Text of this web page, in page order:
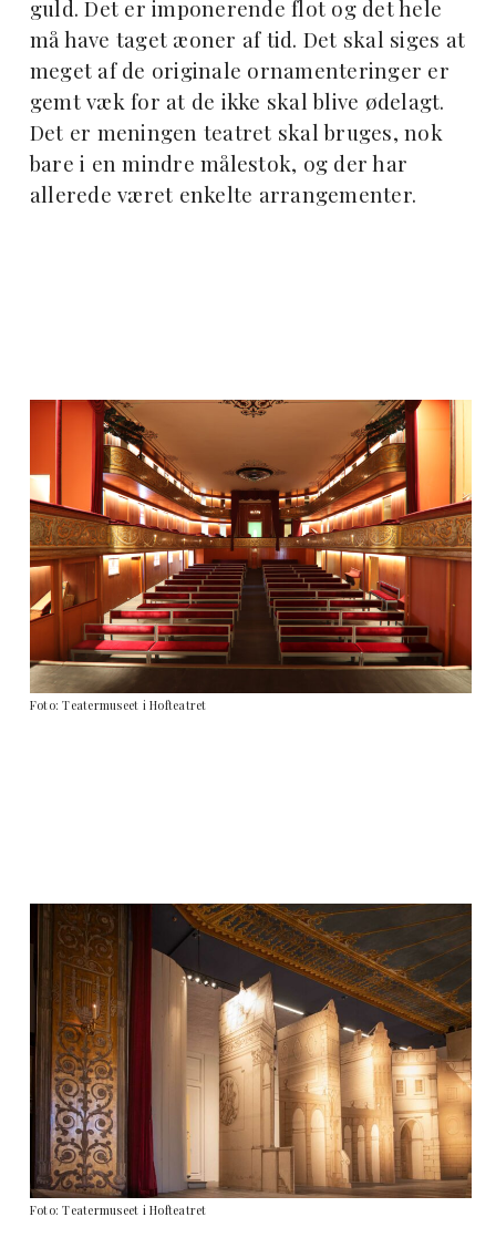
guld. Det er imponerende flot og det hele
må have taget æoner af tid. Det skal siges at
meget af de originale ornamenteringer er
gemt væk for at de ikke skal blive ødelagt.
Det er meningen teatret skal bruges, nok
bare i en mindre målestok, og der har
allerede været enkelte arrangementer.
Foto: Teatermuseet i Hofteatret
Foto: Teatermuseet i Hofteatret